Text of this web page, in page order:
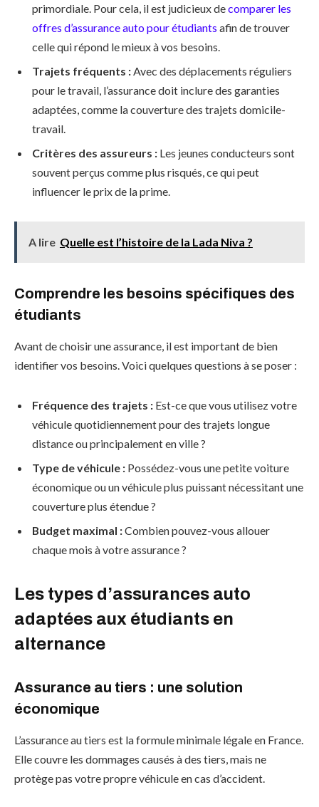
primordiale. Pour cela, il est judicieux decomparer les
offres d’assurance auto pour étudiants afin de trouver
celle qui répond le mieux à vos besoins.
Trajets fréquents :Avec des déplacements réguliers
pour le travail, l’assurance doit inclure des garanties
adaptées, comme la couverture des trajets domicile-
travail.
Critères des assureurs : Les jeunes conducteurs sont
souvent perçus comme plus risqués, ce qui peut
influencer le prix de la prime.
A lire Quelle est l’histoire de la Lada Niva ?
Comprendre les besoins spécifiques des
étudiants
Avant de choisir une assurance, il est important de bien
identifier vos besoins. Voici quelques questions à se poser :
Fréquence des trajets : Est-ce que vous utilisez votre
véhicule quotidiennement pour des trajets longue
distance ou principalement en ville ?
Type de véhicule : Possédez-vous une petite voiture
économique ou un véhicule plus puissant nécessitant une
couverture plus étendue ?
Budget maximal :Combien pouvez-vous allouer
chaque mois à votre assurance ?
Les types d’assurances auto
adaptées aux étudiants en
alternance
Assurance au tiers : une solution
économique
L’assurance au tiers est la formule minimale légale en France.
Elle couvre les dommages causés à des tiers, mais ne
protège pas votre propre véhicule en cas d’accident.